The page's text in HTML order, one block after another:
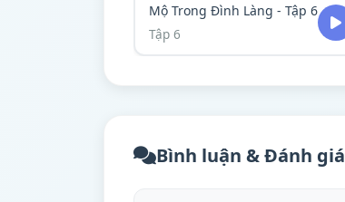
Mộ Trong Đình Làng - Tập 6
Tập 6
Bình luận & Đánh giá